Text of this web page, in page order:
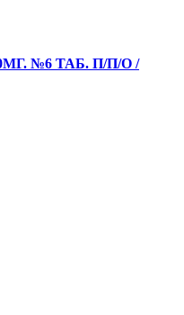
№6 ТАБ. П/П/О /